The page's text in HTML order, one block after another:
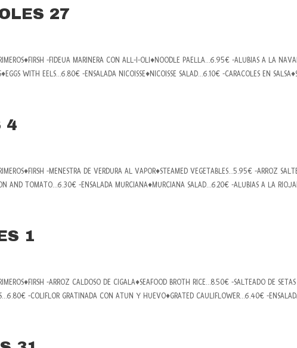
27
-FIDEUA MARINERA CON ALL-I-OLI♦NOODLE PAELLA…6.95€ -ALUBIAS A LA
WITH EELS…6.80€ -ENSALADA NICOISSE♦NICOISSE SALAD…6.10€ -CARACOLES EN
4
-MENESTRA DE VERDURA AL VAPOR♦STEAMED VEGETABLES…5.95€ -ARROZ
AND TOMATO…6.30€ -ENSALADA MURCIANA♦MURCIANA SALAD…6.20€ -ALUBIAS A LA
1
-ARROZ CALDOSO DE CIGALA♦SEAFOOD BROTH RICE…8.50€ -SALTEADO DE
-COLIFLOR GRATINADA CON ATUN Y HUEVO♦GRATED CAULIFLOWER…6.40€ -